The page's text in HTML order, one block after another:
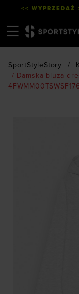
<< WYPRZEDAŻ
SportStyleStory /
/ Damska bluza